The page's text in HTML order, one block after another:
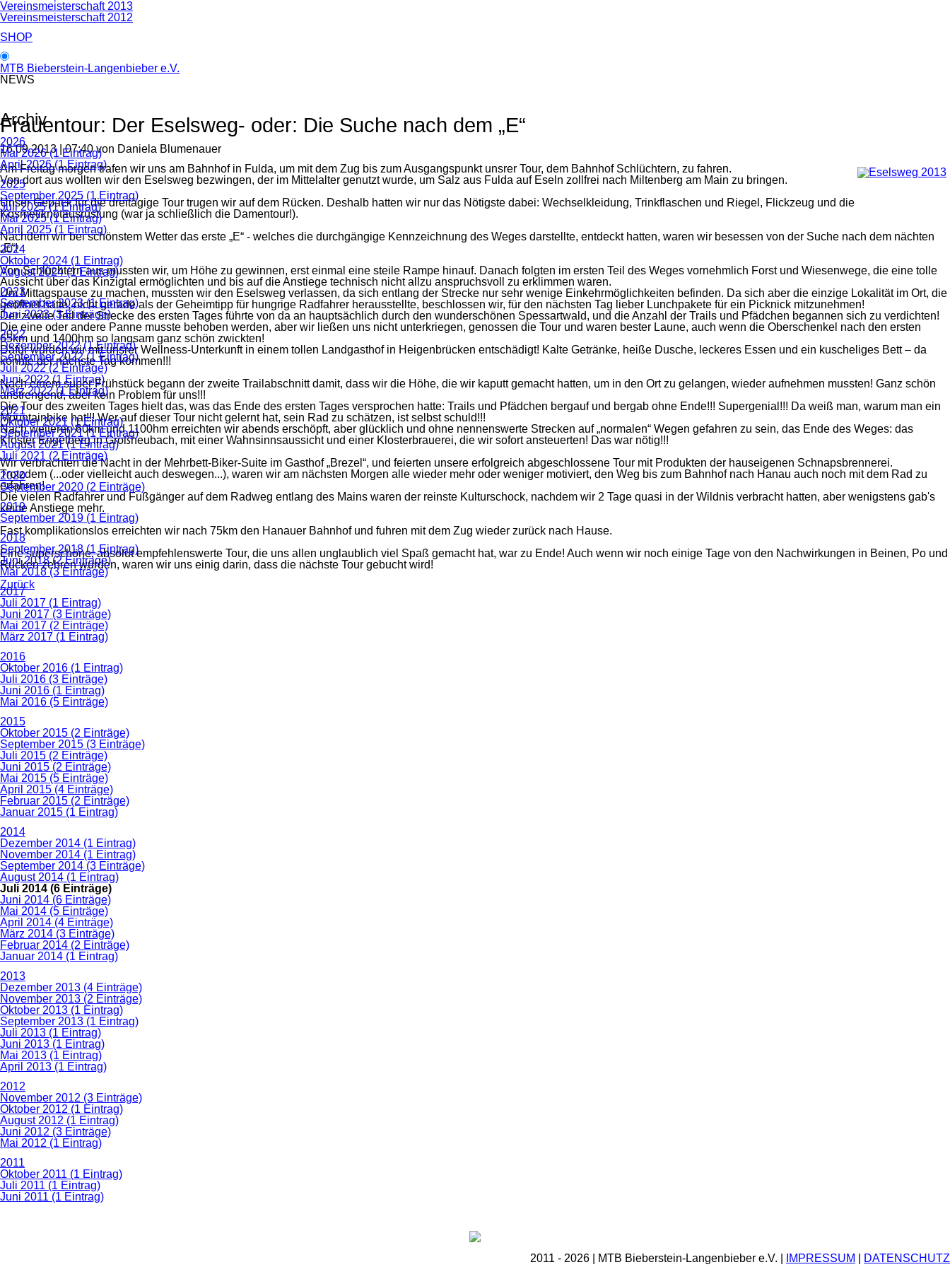
Vereinsmeisterschaft 2013
Vereinsmeisterschaft 2012
SHOP
MTB Bieberstein-Langenbieber e.V.
NEWS
Frauentour: Der Eselsweg- oder: Die Suche nach dem „E“
16.09.2013 | 07:40von Daniela Blumenauer
Am Freitag morgen trafen wir uns am Bahnhof in Fulda, um mit dem Zug bis zum Ausgangspunkt unsrer Tour, dem Bahnhof Schlüchtern, zu fahren.
Von dort aus wollten wir den Eselsweg bezwingen, der im Mittelalter genutzt wurde, um Salz aus Fulda auf Eseln zollfrei nach Miltenberg am Main zu bringen.
Unser Gepäck für die dreitägige Tour trugen wir auf dem Rücken. Deshalb hatten wir nur das Nötigste dabei: Wechselkleidung, Trinkflaschen und Riegel, Flickzeug und die
Kosmetiknotausrüstung (war ja schließlich die Damentour!).
Nachdem wir bei schönstem Wetter das erste „E“ - welches die durchgängige Kennzeichnung des Weges darstellte, entdeckt hatten, waren wir besessen von der Suche nach dem nächten
„E“!
Von Schlüchtern aus mussten wir, um Höhe zu gewinnen, erst einmal eine steile Rampe hinauf. Danach folgten im ersten Teil des Weges vornehmlich Forst und Wiesenwege, die eine tolle
Aussicht über das Kinzigtal ermöglichten und bis auf die Anstiege technisch nicht allzu anspruchsvoll zu erklimmen waren.
Um Mittagspause zu machen, mussten wir den Eselsweg verlassen, da sich entlang der Strecke nur sehr wenige Einkehrmöglichkeiten befinden. Da sich aber die einzige Lokalität im Ort, die
geöffnet hatte, nicht gerade als der Geheimtipp für hungrige Radfahrer herausstellte, beschlossen wir, für den nächsten Tag lieber Lunchpakete für ein Picknick mitzunehmen!
Der zweite Teil der Strecke des ersten Tages führte von da an hauptsächlich durch den wunderschönen Spessartwald, und die Anzahl der Trails und Pfädchen begannen sich zu verdichten!
Die eine oder andere Panne musste behoben werden, aber wir ließen uns nicht unterkriegen, genossen die Tour und waren bester Laune, auch wenn die Oberschenkel nach den ersten
65km und 1400hm so langsam ganz schön zwickten!
Dafür wurden wir mit unsrer Wellness-Unterkunft in einem tollen Landgasthof in Heigenbrücken entschädigt! Kalte Getränke, heiße Dusche, leckeres Essen und ein kuscheliges Bett – da
konnte der nächste Tag kommen!!!
Nach einem super Frühstück begann der zweite Trailabschnitt damit, dass wir die Höhe, die wir kaputt gemacht hatten, um in den Ort zu gelangen, wieder aufnehmen mussten! Ganz schön
anstrengend, aber kein Problem für uns!!!
Die Tour des zweiten Tages hielt das, was das Ende des ersten Tages versprochen hatte: Trails und Pfädchen bergauf und bergab ohne Ende!!! Supergenial!!! Da weiß man, warum man ein
Mountainbike hat!!! Wer auf dieser Tour nicht gelernt hat, sein Rad zu schätzen, ist selbst schuld!!!
Nach weiteren 60km und 1100hm erreichten wir abends erschöpft, aber glücklich und ohne nennenswerte Strecken auf „normalen“ Wegen gefahren zu sein, das Ende des Weges: das
Kloster Engelberg in Großheubach, mit einer Wahnsinnsaussicht und einer Klosterbrauerei, die wir sofort ansteuerten! Das war nötig!!!
Wir verbrachten die Nacht in der Mehrbett-Biker-Suite im Gasthof „Brezel“, und feierten unsere erfolgreich abgeschlossene Tour mit Produkten der hauseigenen Schnapsbrennerei.
Trotzdem (...oder vielleicht auch deswegen...), waren wir am nächsten Morgen alle wieder mehr oder weniger motiviert, den Weg bis zum Bahnhof nach Hanau auch noch mit dem Rad zu
erfahren!
Die vielen Radfahrer und Fußgänger auf dem Radweg entlang des Mains waren der reinste Kulturschock, nachdem wir 2 Tage quasi in der Wildnis verbracht hatten, aber wenigstens gab's
keine Anstiege mehr.
Fast komplikationslos erreichten wir nach 75km den Hanauer Bahnhof und fuhren mit dem Zug wieder zurück nach Hause.
Eine superschöne, absolut empfehlenswerte Tour, die uns allen unglaublich viel Spaß gemacht hat, war zu Ende! Auch wenn wir noch einige Tage von den Nachwirkungen in Beinen, Po und
Rücken zehren würden, waren wir uns einig darin, dass die nächste Tour gebucht wird!
Zurück
Archiv
2026
Mai 2026 (1 Eintrag)
April 2026 (1 Eintrag)
2025
September 2025 (1 Eintrag)
Juli 2025 (1 Eintrag)
Mai 2025 (1 Eintrag)
April 2025 (1 Eintrag)
2024
Oktober 2024 (1 Eintrag)
August 2024 (1 Eintrag)
2023
September 2023 (1 Eintrag)
Juni 2023 (3 Einträge)
2022
Dezember 2022 (1 Eintrag)
September 2022 (1 Eintrag)
Juli 2022 (2 Einträge)
Juni 2022 (1 Eintrag)
März 2022 (1 Eintrag)
2021
Oktober 2021 (1 Eintrag)
September 2021 (1 Eintrag)
August 2021 (1 Eintrag)
Juli 2021 (2 Einträge)
2020
September 2020 (2 Einträge)
2019
September 2019 (1 Eintrag)
2018
September 2018 (1 Eintrag)
Juni 2018 (2 Einträge)
Mai 2018 (3 Einträge)
2017
Juli 2017 (1 Eintrag)
Juni 2017 (3 Einträge)
Mai 2017 (2 Einträge)
März 2017 (1 Eintrag)
2016
Oktober 2016 (1 Eintrag)
Juli 2016 (3 Einträge)
Juni 2016 (1 Eintrag)
Mai 2016 (5 Einträge)
2015
Oktober 2015 (2 Einträge)
September 2015 (3 Einträge)
Juli 2015 (2 Einträge)
Juni 2015 (2 Einträge)
Mai 2015 (5 Einträge)
April 2015 (4 Einträge)
Februar 2015 (2 Einträge)
Januar 2015 (1 Eintrag)
2014
Dezember 2014 (1 Eintrag)
November 2014 (1 Eintrag)
September 2014 (3 Einträge)
August 2014 (1 Eintrag)
Juli 2014 (6 Einträge)
Juni 2014 (6 Einträge)
Mai 2014 (5 Einträge)
April 2014 (4 Einträge)
März 2014 (3 Einträge)
Februar 2014 (2 Einträge)
Januar 2014 (1 Eintrag)
2013
Dezember 2013 (4 Einträge)
November 2013 (2 Einträge)
Oktober 2013 (1 Eintrag)
September 2013 (1 Eintrag)
Juli 2013 (1 Eintrag)
Juni 2013 (1 Eintrag)
Mai 2013 (1 Eintrag)
April 2013 (1 Eintrag)
2012
November 2012 (3 Einträge)
Oktober 2012 (1 Eintrag)
August 2012 (1 Eintrag)
Juni 2012 (3 Einträge)
Mai 2012 (1 Eintrag)
2011
Oktober 2011 (1 Eintrag)
Juli 2011 (1 Eintrag)
Juni 2011 (1 Eintrag)
2011 - 2026 | MTB Bieberstein-Langenbieber e.V. | IMPRESSUM DATENSCHUTZ